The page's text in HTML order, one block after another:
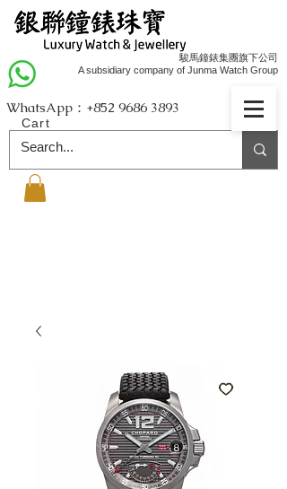
駿馬鐘錶集團旗下公司
A subsidiary company of Junma Watch Group
Cart
WhatsApp：+852 9686 3893